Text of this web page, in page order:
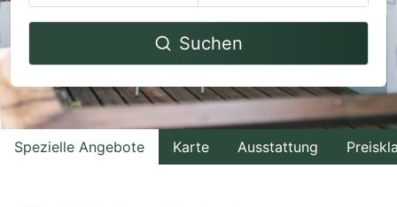
Navigate
to
interact
with
the
Navigate
to
interact
with
the
Suchen
Spezielle Angebote Karte Ausstattung